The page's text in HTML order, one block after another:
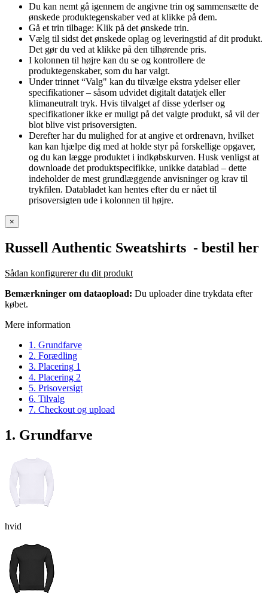
Du kan nemt gå igennem de angivne trin og sammensætte de
ønskede produktegenskaber ved at klikke på dem.
Gå et trin tilbage: Klik på det ønskede trin.
Vælg til sidst det ønskede oplag og leveringstid af dit produkt.
Det gør du ved at klikke på den tilhørende pris.
I kolonnen til højre kan du se og kontrollere de
produktegenskaber, som du har valgt.
Under trinnet “Valg" kan du tilvælge ekstra ydelser eller
specifikationer – såsom udvidet digitalt datatjek eller
klimaneutralt tryk. Hvis tilvalget af disse yderlser og
specifikationer ikke er muligt på det valgte produkt, så vil der
blot blive vist prisoversigten.
Derefter har du mulighed for at angive et ordrenavn, hvilket
kan kan hjælpe dig med at holde styr på forskellige opgaver,
og du kan lægge produktet i indkøbskurven. Husk venligst at
downloade det produktspecifikke, unikke datablad – dette
indeholder de mest grundlæggende anvisninger og krav til
trykfilen. Databladet kan hentes efter du er nået til
prisoversigten ude i kolonnen til højre.
×
Russell Authentic Sweatshirts - bestil her
Sådan konfigurerer du dit produkt
Bemærkninger om dataopload: Du uploader dine trykdata efter
købet.
Mere information
1. Grundfarve
2. Forædling
3. Placering 1
4. Placering 2
5. Prisoversigt
6. Tilvalg
7. Checkout og upload
1. Grundfarve
hvid